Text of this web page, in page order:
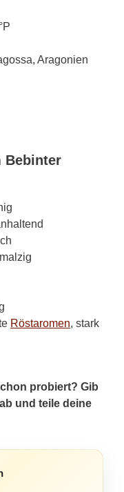
Aragonien
Bebinter
Röstaromen, stark
probiert? Gib
und teile deine